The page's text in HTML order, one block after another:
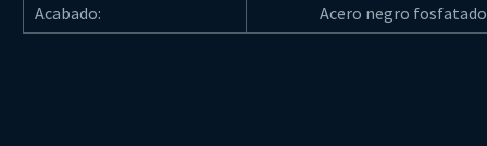
Acabado:
Acero negro